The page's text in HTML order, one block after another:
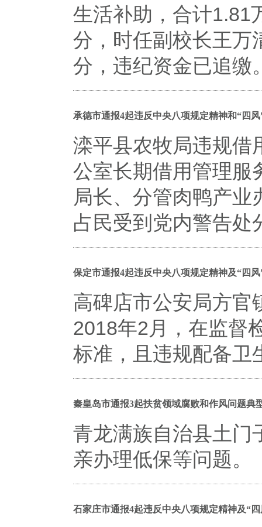
生活补助，合计1.81
分，时任副校长王万
分，违纪资金已追缴
承德市通报4起违反中央八项规定精神和“四
滦平县农牧局违规借
公室长期借用管理服
局长、分管肉鸭产业
占民受到党内警告处
保定市通报4起违反中央八项规定精神及“四
高碑店市公安局方官
2018年2月，在监督
标准，且违规配备卫
秦皇岛市通报3起扶贫领域腐败和作风问题典
青龙满族自治县土门
亲办理低保等问题。
石家庄市通报4起违反中央八项规定精神及“